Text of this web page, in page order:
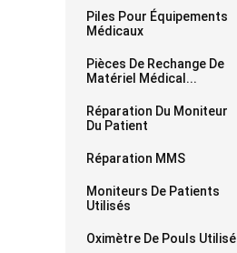
Piles Pour Équipements
Médicaux
Pièces De Rechange De
Matériel Médical...
Réparation Du Moniteur
Du Patient
Réparation MMS
Moniteurs De Patients
Utilisés
Oximètre De Pouls Utilisé